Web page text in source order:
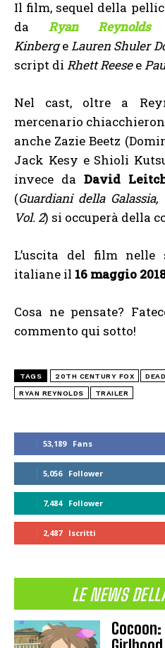
53,189 Fans
5,056 Follower
7,484 Follower
2,487 Iscritti
LE NEWS
Il film, sequel della
da Ryan Reynolds
KinbergeLauren Shuler
script di Rhett Reesee
Nel cast, oltre a
mercenario
anche Zazie Beetz
Jack Kesy e Shioli
invece da David
(Guardiani della
Vol. 2) si occuperà della
L’uscita del film nelle
italiane il 16 maggio
Cosa ne pensate?
commento qui sotto!
TAGS 20TH CENTURY FOX
RYAN REYNOLDS TRAILER